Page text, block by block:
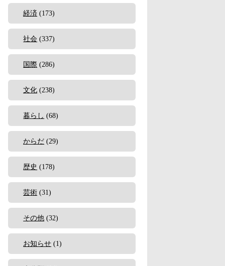
経済 (173)
社会 (337)
国際 (286)
文化 (238)
暮らし (68)
からだ (29)
歴史 (178)
芸術 (31)
その他 (32)
お知らせ (1)